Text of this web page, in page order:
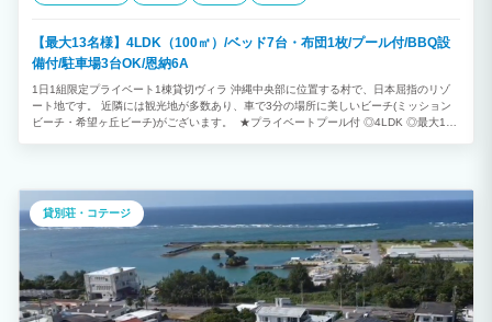
【最大13名様】4LDK（100㎡）/ベッド7台・布団1枚/プール付/BBQ設
備付/駐車場3台OK/恩納6A
1日1組限定プライベート1棟貸切ヴィラ 沖縄中央部に位置する村で、日本屈指のリゾ
ート地です。 近隣には観光地が多数あり、車で3分の場所に美しいビーチ(ミッション
ビーチ・希望ヶ丘ビーチ)がございます。 ★プライベートプール付 ◎4LDK ◎最大13
貸別荘・コテージ